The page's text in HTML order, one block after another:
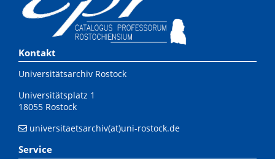
Kontakt
Universitätsarchiv Rostock
Universitätsplatz 1
18055 Rostock
universitaetsarchiv(at)uni-rostock.de
Service